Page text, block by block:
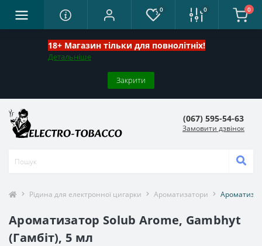
18+ Магазин тільки для повнолітніх!
Детальніше
Закрити
0 0 0
(067) 595-54-63
Замовити дзвінок
Рідина для електронної цигарки Ароматизатори
Ароматизатор Solub Arome, Gambhyt
(Гамбіт), 5 мл